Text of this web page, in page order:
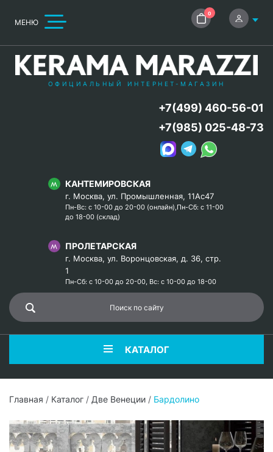
МЕНЮ
0
ОФИЦИАЛЬНЫЙ ИНТЕРНЕТ-МАГАЗИН
КАНТЕМИРОВСКАЯ
г. Москва, ул. Промышленная, 11Ас47
Пн-Вс: с 10-00 до 20-00 (онлайн),Пн-Сб: с 11-00
до 18-00 (склад)
ПРОЛЕТАРСКАЯ
г. Москва, ул. Воронцовская, д. 36, стр.
1
Пн-Сб: с 10-00 до 20-00, Вс: с 10-00 до 18-00
+7(499) 460-56-01
+7(985) 025-48-73
КАТАЛОГ
Главная / Каталог / Две Венеции / Бардолино